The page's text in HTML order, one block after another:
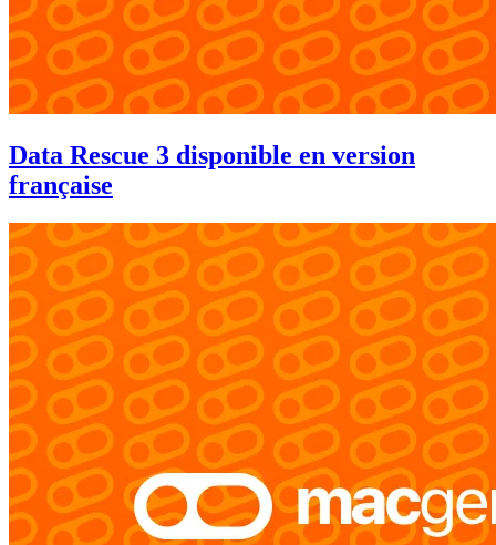
Data Rescue 3 disponible en version
française